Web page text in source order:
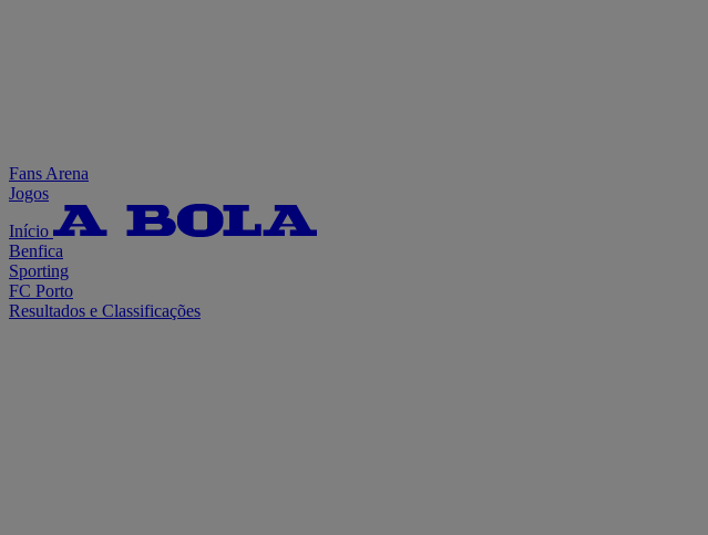
Fans Arena
Jogos
Início
Benfica
Sporting
FC Porto
Resultados e Classificações